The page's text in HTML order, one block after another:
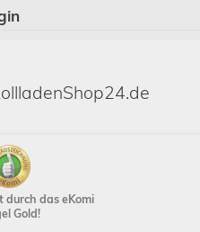
durch das eKomi
Gold!